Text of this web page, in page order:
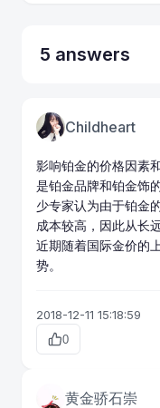
5 answers
Childheart
影响铂金的价格因素
是铂金品牌和铂金饰
少专家认为由于铂金
成本较高，因此从长
近期随着国际金价的
势。
2018-12-11 15:18:59
0
黄金骄石崇